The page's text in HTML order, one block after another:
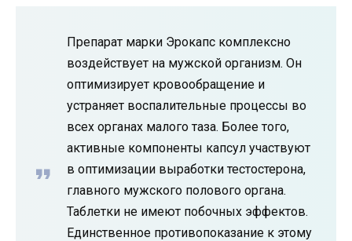
Препарат марки Эрокапс комплексно
воздействует на мужской организм. Он
оптимизирует кровообращение и
устраняет воспалительные процессы во
всех органах малого таза. Более того,
активные компоненты капсул участвуют
в оптимизации выработки тестостерона,
главного мужского полового органа.
Таблетки не имеют побочных эффектов.
Единственное противопоказание к этому